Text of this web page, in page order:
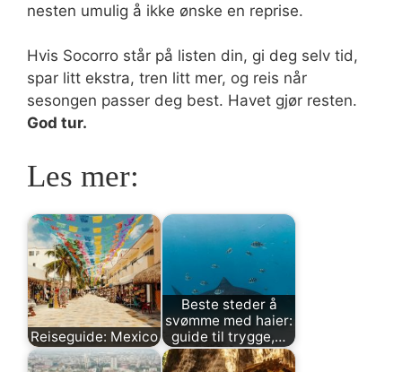
nesten umulig å ikke ønske en reprise.
Hvis Socorro står på listen din, gi deg selv tid,
spar litt ekstra, tren litt mer, og reis når
sesongen passer deg best. Havet gjør resten.
God tur.
Les mer:
Reiseguide: Mexico
Beste steder å
svømme med haier:
guide til trygge,…